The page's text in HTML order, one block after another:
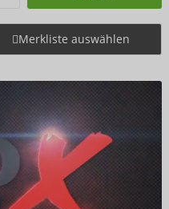
Merkliste auswählen